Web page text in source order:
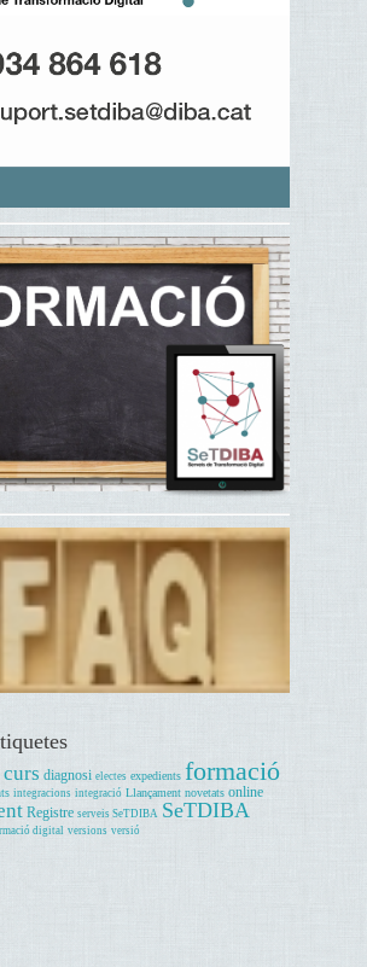
curs diagnosi electes expedients formació
integracions integració Llançament novetats online
Registre serveis SeTDIBA SeTDIBA
digital versions versió